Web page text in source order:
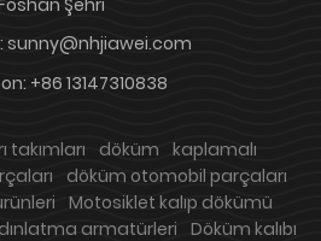
sunny@nhjiawei.com
+86 13147310838
döküm kaplamalı
döküm otomobil parçaları
Motosiklet kalıp dökümü
armatürleri Döküm kalıbı